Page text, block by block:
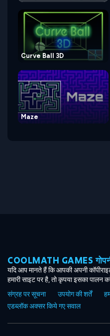
Curve Ball 3D
Maze
COOLMATH GAMES
यदि आप मानते हैं कि आपकी अपनी
हमारी साइट पर है, तो कृपया इसका पालन
संग्रह पर सूचना
उपयोग की शर्तें
एडब्लॉक अक्सर किये गए सवाल